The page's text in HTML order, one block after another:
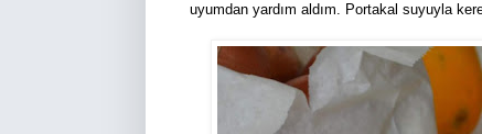
uyumdan yardım aldım. Portakal suyuyla